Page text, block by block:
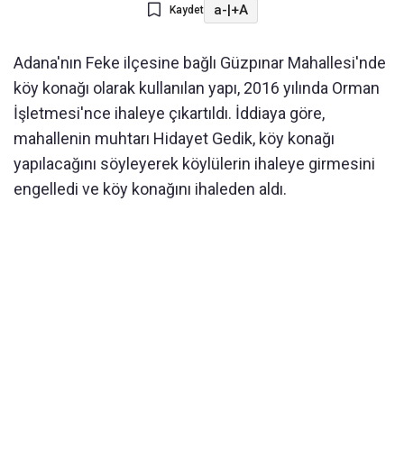
Kaydet a-|+A
Adana'nın Feke ilçesine bağlı Güzpınar Mahallesi'nde
köy konağı olarak kullanılan yapı, 2016 yılında Orman
İşletmesi'nce ihaleye çıkartıldı. İddiaya göre,
mahallenin muhtarı Hidayet Gedik, köy konağı
yapılacağını söyleyerek köylülerin ihaleye girmesini
engelledi ve köy konağını ihaleden aldı.